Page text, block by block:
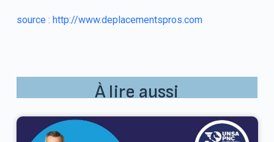
source : http://www.deplacementspros.com
À lire aussi